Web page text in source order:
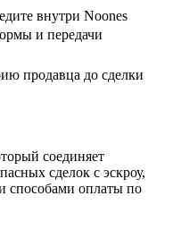
внутри Noones
и передачи
продавца до сделки
соединяет
сделок с эскроу,
способами оплаты по